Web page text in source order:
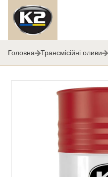
Головна Трансмісійні оливи